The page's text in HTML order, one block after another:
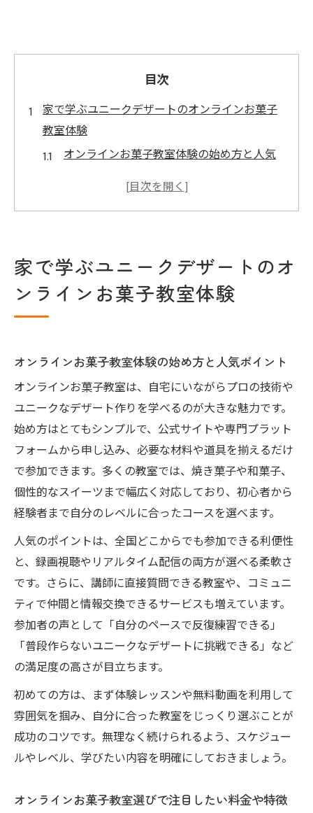
目次
家で学ぶユニークデザートのオンラインお菓子
教室体験
オンラインお菓子教室体験の始め方と人気
子教室の魅力
パティシエ講座で学ぶユニークデザートの
を解消
販売を目指すなら知りたいオンラインお菓子教
室の実践ポイント
オンラインお菓子教室で学ぶ販売のための
基本知識
焼き菓子オンラインレッスンで得る実践的
な販売準備法
オンラインお菓子教室ならではの衛生管理
のポイント
販売を見据えたパティシエ講座の選び方と
コツ
オンラインお菓子教室で聞ける販売許可や
申請の流れ
集中力アップに役立つデザート作りもオンライ
ン教室で習得
オンラインお菓子教室で学ぶ集中力を高め
るスイーツ
仕事や勉強の合間に役立つ焼き菓子の作り
方を学ぶ
践しよう
家で学ぶユニークデザートのオ
ンラインお菓子教室体験
オンラインお菓子教室体験の始め方と人気ポイント
オンラインお菓子教室は、自宅にいながらプロの技術や
ユニークなデザート作りを学べるのが大きな魅力です。
始め方はとてもシンプルで、公式サイトや専門プラット
フォームから申し込み、必要な材料や道具を揃えるだけ
で参加できます。多くの教室では、焼き菓子や和菓子、
個性的なスイーツまで幅広く対応しており、初心者から
経験者まで自分のレベルに合ったコースを選べます。
人気のポイントは、全国どこからでも参加できる利便性
と、録画視聴やリアルタイム配信の両方が選べる柔軟さ
です。さらに、講師に直接質問できる教室や、コミュニ
ティで仲間と情報交換できるサービスも増えています。
参加者の声として「自分のペースで反復練習できる」
「普段作らないユニークなデザートに挑戦できる」など
の満足度の高さが目立ちます。
初めての方は、まず体験レッスンや無料動画を利用して
雰囲気を掴み、自分に合った教室をじっくり選ぶことが
成功のコツです。無理なく続けられるよう、スケジュー
ルやレベル、学びたい内容を明確にしておきましょう。
オンラインお菓子教室選びで注目したい料金や特徴